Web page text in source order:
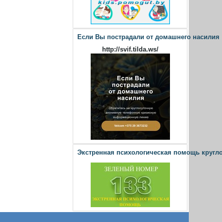
Если Вы пострадали от домашнего насилия
http://svif.tilda.ws/
Экстренная психологическая помощь